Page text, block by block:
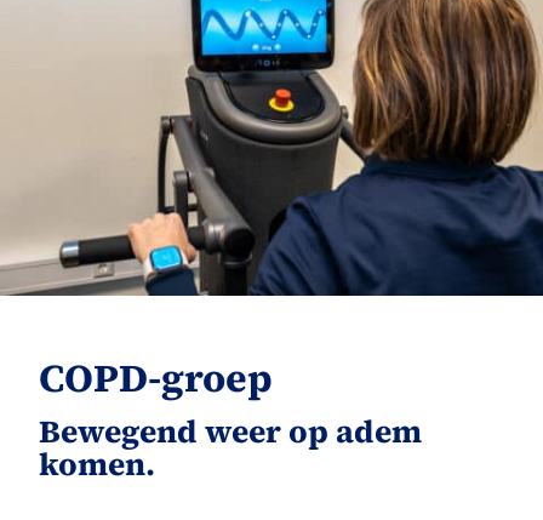
COPD-groep
Bewegend weer op adem
komen.